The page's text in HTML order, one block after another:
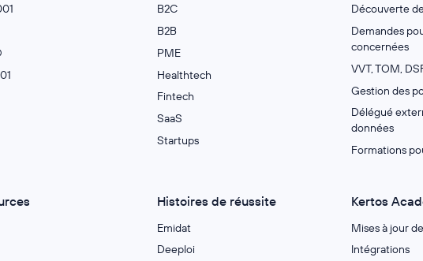
B2C
B2B
PME
Healthtech
Fintech
SaaS
Startups
Découverte
Demandes
concernées
VVT, TOM,
Gestion des
Délégué
données
Formations
Histoires de réussite
Emidat
Deeploi
Kertos
Mises à jour
Intégrations